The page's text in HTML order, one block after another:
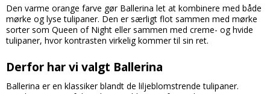
Den varme orange farve gør Ballerina let at kombinere med både
mørke og lyse tulipaner. Den er særligt flot sammen med mørke
sorter som Queen of Night eller sammen med creme- og hvide
tulipaner, hvor kontrasten virkelig kommer til sin ret.
Derfor har vi valgt Ballerina
Ballerina er en klassiker blandt de liljeblomstrende tulipaner.